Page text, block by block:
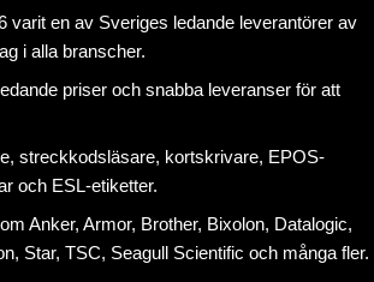
varit en av Sveriges ledande leverantörer av
i alla branscher.
priser och snabba leveranser för att
, streckkodsläsare, kortskrivare, EPOS-
och ESL-etiketter.
Anker, Armor, Brother, Bixolon, Datalogic,
Star, TSC, Seagull Scientific och många fler.